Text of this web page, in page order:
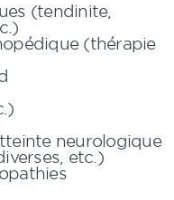
(tendinite,
(thérapie
neurologique
etc.)